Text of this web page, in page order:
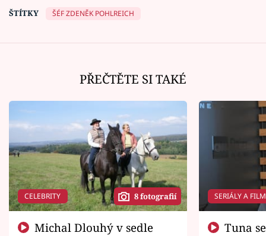
ŠTÍTKY ŠÉF ZDENĚK POHLREICH
PŘEČTĚTE SI TAKÉ
CELEBRITY 8 fotografií SERIÁLY A